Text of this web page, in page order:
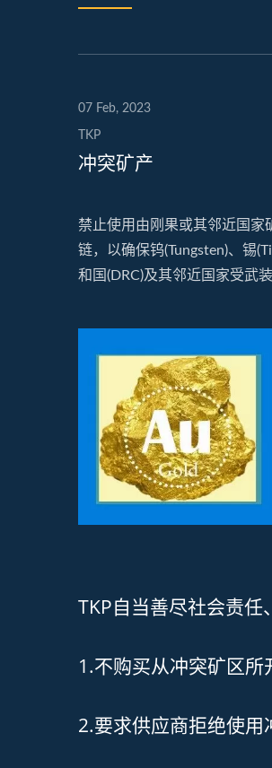
07 Feb, 2023
TKP
​冲突矿产
禁止使用由刚果或其邻近国家
链，以确保钨(Tungsten)、锡
和国(DRC)及其邻近国家受武
​TKP自当善尽社会责任
1.不购买从冲突矿区所
2.要求供应商拒绝使用